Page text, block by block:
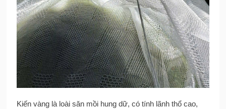
Kiến vàng là loài săn mồi hung dữ, có tính lãnh thổ cao,